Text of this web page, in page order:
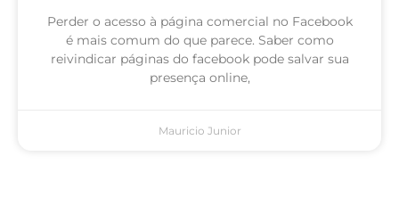
Perder o acesso à página comercial no Facebook
é mais comum do que parece. Saber como
reivindicar páginas do facebook pode salvar sua
presença online,
Mauricio Junior